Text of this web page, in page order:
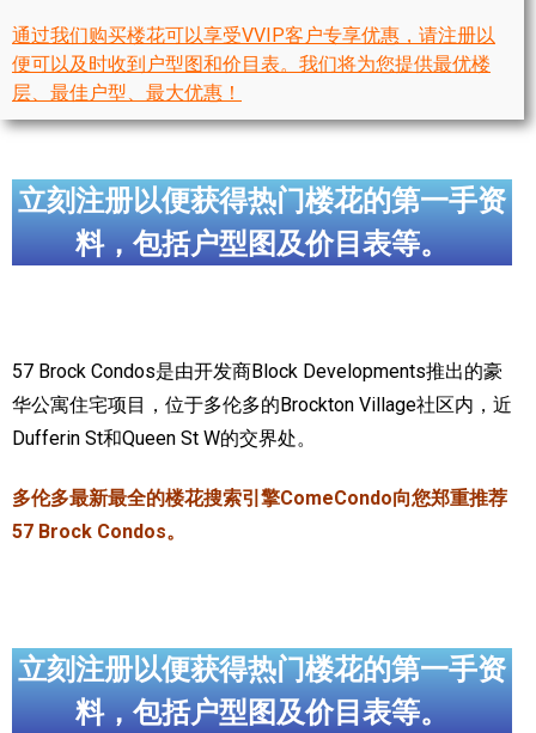
奥克维尔楼花项目
列治文山楼花项目
旺市楼花项目
新居民
实用链接
加拿大房地产网站
大多伦多教育网站
大多伦多医疗机构
大多伦多交通网络
常用查询工具
通过我们购买楼花可以享受VVIP客户专享优惠，请注册以
便可以及时收到户型图和价目表。我们将为您提供最优楼
层、最佳户型、最大优惠！
立刻注册以便获得热门楼花的第一手资
料，包括户型图及价目表等。
57 Brock Condos是由开发商Block Developments推出的豪
华公寓住宅项目，位于多伦多的Brockton Village社区内，近
Dufferin St和Queen St W的交界处。
多伦多最新最全的楼花搜索引擎ComeCondo向您郑重推荐
57 Brock Condos。
立刻注册以便获得热门楼花的第一手资
料，包括户型图及价目表等。